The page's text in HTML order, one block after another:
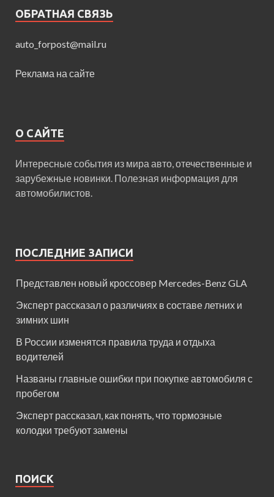
ОБРАТНАЯ СВЯЗЬ
auto_forpost@mail.ru
Реклама на сайте
О САЙТЕ
Интересные события из мира авто, отечественные и
зарубежные новинки. Полезная информация для
автомобилистов.
ПОСЛЕДНИЕ ЗАПИСИ
Представлен новый кроссовер Mercedes-Benz GLA
Эксперт рассказал о различиях в составе летних и
зимних шин
В России изменятся правила труда и отдыха
водителей
Названы главные ошибки при покупке автомобиля с
пробегом
Эксперт рассказал, как понять, что тормозные
колодки требуют замены
ПОИСК